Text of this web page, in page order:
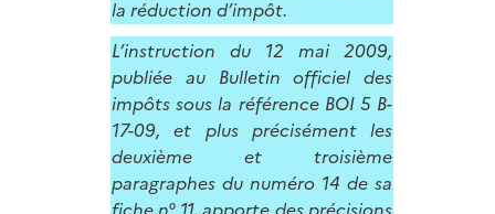
la réduction d’impôt.
L’instruction du 12 mai 2009,
publiée au Bulletin officiel des
impôts sous la référence BOI 5 B-
17-09, et plus précisément les
deuxième et troisième
paragraphes du numéro 14 de sa